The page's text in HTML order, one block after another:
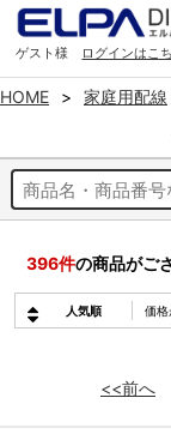
ゲスト様 ログインはこ
HOME 家庭用配線
396件の商品がご
人気順 価格
<<前へ